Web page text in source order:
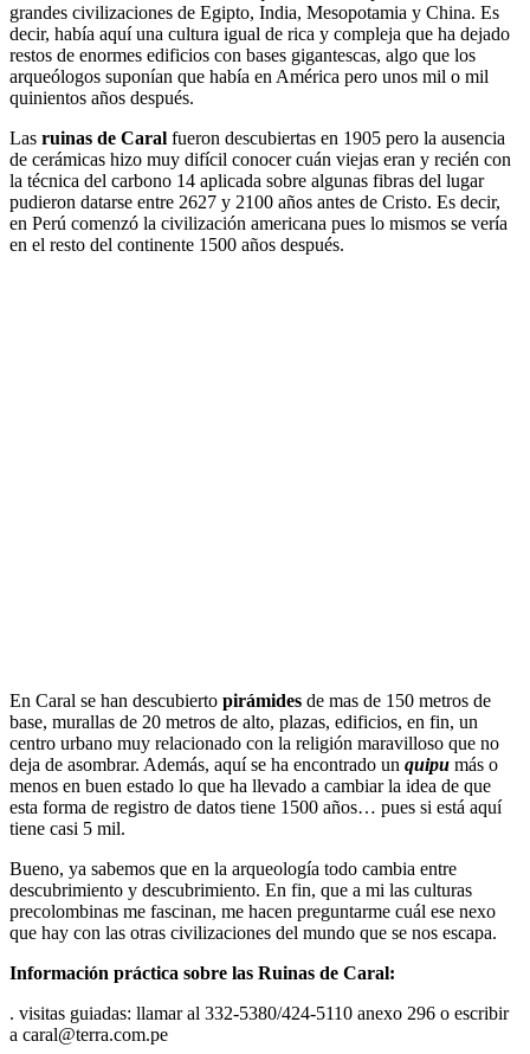
grandes civilizaciones de Egipto, India, Mesopotamia y China. Es
decir, había aquí una cultura igual de rica y compleja que ha dejado
restos de enormes edificios con bases gigantescas, algo que los
arqueólogos suponían que había en América pero unos mil o mil
quinientos años después.
Las ruinas de Caral fueron descubiertas en 1905 pero la ausencia
de cerámicas hizo muy difícil conocer cuán viejas eran y recién con
la técnica del carbono 14 aplicada sobre algunas fibras del lugar
pudieron datarse entre 2627 y 2100 años antes de Cristo. Es decir,
en Perú comenzó la civilización americana pues lo mismos se vería
en el resto del continente 1500 años después.
En Caral se han descubierto pirámides de mas de 150 metros de
base, murallas de 20 metros de alto, plazas, edificios, en fin, un
centro urbano muy relacionado con la religión maravilloso que no
deja de asombrar. Además, aquí se ha encontrado un quipu más o
menos en buen estado lo que ha llevado a cambiar la idea de que
esta forma de registro de datos tiene 1500 años… pues si está aquí
tiene casi 5 mil.
Bueno, ya sabemos que en la arqueología todo cambia entre
descubrimiento y descubrimiento. En fin, que a mi las culturas
precolombinas me fascinan, me hacen preguntarme cuál ese nexo
que hay con las otras civilizaciones del mundo que se nos escapa.
Información práctica sobre las Ruinas de Caral:
. visitas guiadas: llamar al 332-5380/424-5110 anexo 296 o escribir
a caral@terra.com.pe